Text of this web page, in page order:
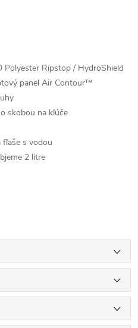
Polyester Ripstop / HydroShield
panel Air Contour™
skobou na kľúče
fľaše s vodou
2 litre